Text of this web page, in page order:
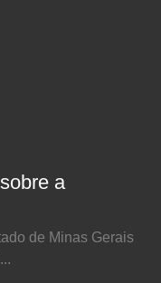
a
de Minas Gerais